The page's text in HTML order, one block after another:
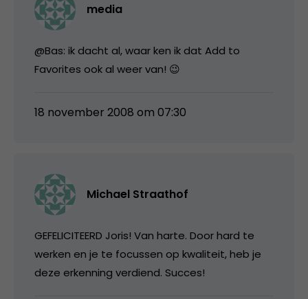
media
@Bas: ik dacht al, waar ken ik dat Add to
Favorites ook al weer van! 😉
18 november 2008 om 07:30
Michael Straathof
GEFELICITEERD Joris! Van harte. Door hard te
werken en je te focussen op kwaliteit, heb je
deze erkenning verdiend. Succes!